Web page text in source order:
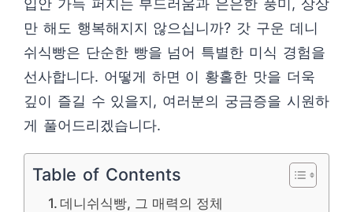
입안 가득 퍼지는 부드러움과 은은한 풍미, 상상
만 해도 행복해지지 않으십니까? 갓 구운 데니
쉬식빵은 단순한 빵을 넘어 특별한 미식 경험을
선사합니다. 어떻게 하면 이 황홀한 맛을 더욱
깊이 즐길 수 있을지, 여러분의 궁금증을 시원하
게 풀어드리겠습니다.
Table of Contents
데니쉬식빵, 그 매력의 정체